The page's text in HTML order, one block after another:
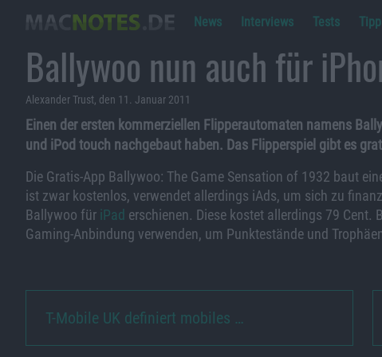
News Interviews Tests
Ballywoo nun auch für
Alexander Trust, den 11. Januar 2011
Einen der ersten kommerziellen Flipperautomaten namens
und iPod touch nachgebaut haben. Das Flipperspiel gibt es
Die Gratis-App Ballywoo: The Game Sensation of 1932 baut
ist zwar kostenlos, verwendet allerdings iAds, um sich zu
Ballywoo für iPad erschienen. Diese kostet allerdings 79 Cent.
Gaming-Anbindung verwenden, um Punktestände und
T-Mobile UK definiert mobiles …